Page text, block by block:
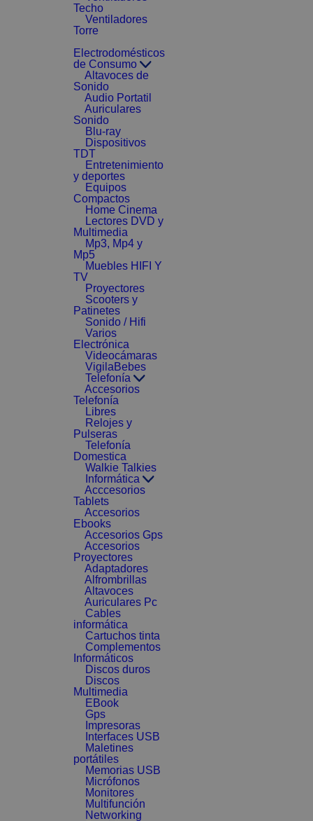
Techo
Ventiladores
Torre
Electrodomésticos
de Consumo
Altavoces de
Sonido
Audio Portatil
Auriculares
Sonido
Blu-ray
Dispositivos
TDT
Entretenimiento
y deportes
Equipos
Compactos
Home Cinema
Lectores DVD y
Multimedia
Mp3, Mp4 y
Mp5
Muebles HIFI Y
TV
Proyectores
Scooters y
Patinetes
Sonido / Hifi
Varios
Electrónica
Videocámaras
VigilaBebes
Telefonía
Accesorios
Telefonía
Libres
Relojes y
Pulseras
Telefonía
Domestica
Walkie Talkies
Informática
Acccesorios
Tablets
Accesorios
Ebooks
Accesorios Gps
Accesorios
Proyectores
Adaptadores
Alfrombrillas
Altavoces
Auriculares Pc
Cables
informática
Cartuchos tinta
Complementos
Informáticos
Discos duros
Discos
Multimedia
EBook
Gps
Impresoras
Interfaces USB
Maletines
portátiles
Memorias USB
Micrófonos
Monitores
Multifunción
Networking